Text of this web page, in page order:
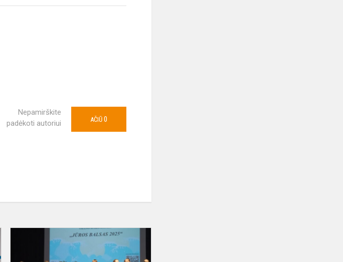
Nepamirškite
padėkoti autoriui
AČIŪ 0
klasių